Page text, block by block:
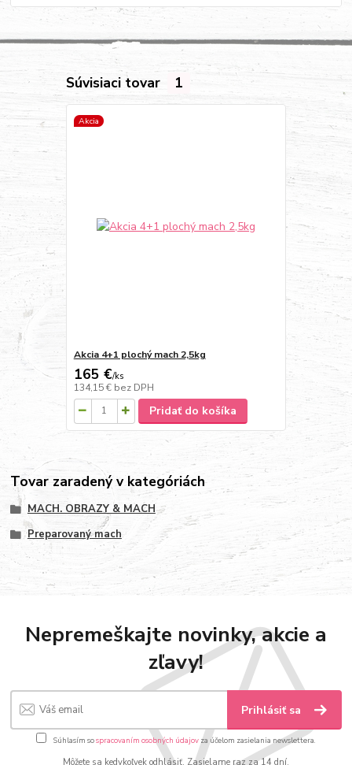
Súvisiaci tovar 1
Akcia
Akcia 4+1 plochý mach 2,5kg
165 €/ks
134,15 € bez DPH
Pridať do košíka
Tovar zaradený v kategóriách
MACH. OBRAZY & MACH
Preparovaný mach
Nepremeškajte novinky, akcie a
zľavy!
Prihlásiť sa
Súhlasím sospracovaním osobných údajov za účelom zasielania newslettera.
Môžete sa kedykoľvek odhlásiť. Zasielame raz za 14 dní.